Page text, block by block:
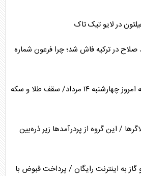
در لایو تیک تاک
صلاح در ترکیه فاش شد؛ چرا فرعون شماره
آخرین قیمت طلا و سکه امروز چهارشنبه ۱۴ مرداد/ سقف طلا و سکه
/ این گروه از پردرآمد‌ها زیر ذره‌بین
به اینترنت رایگان / پرداخت قبوض با